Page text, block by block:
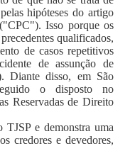
hipóteses do artigo
Isso porque os
qualificados,
de casos repetitivos
de assunção de
Diante disso, em São
o disposto no
Reservadas de Direito
e demonstra uma
credores e devedores,